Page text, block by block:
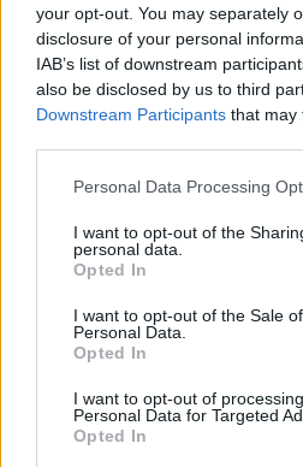
your opt-out. You may separately
disclosure of your personal
IAB’s list of downstream
also be disclosed by us to third
Downstream Participants that may
Personal Data Processing
I want to opt-out of the
personal data.
Opted In
I want to opt-out of the Sale
Personal Data.
Opted In
I want to opt-out of
Personal Data for Targeted
Opted In
En man dömd till livstids
barn med sin fru, något
säkerhetsavdelningen
Börja prenumerera för att
Username or E-mail
Password
Remember Me